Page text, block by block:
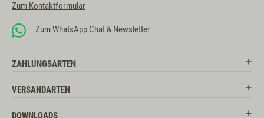
Zum Kontaktformular
Zum WhatsApp Chat & Newsletter
ZAHLUNGSARTEN
VERSANDARTEN
DOWNLOADS